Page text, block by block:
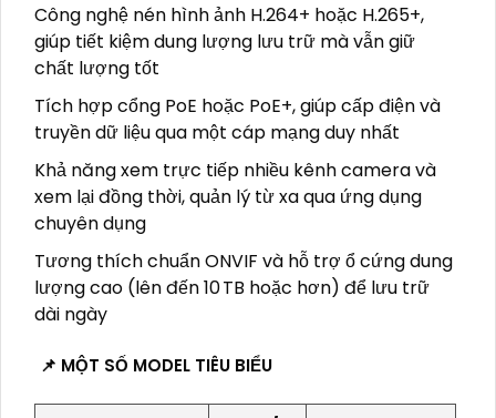
Công nghệ nén hình ảnh H.264+ hoặc H.265+,
giúp tiết kiệm dung lượng lưu trữ mà vẫn giữ
chất lượng tốt
Tích hợp cổng PoE hoặc PoE+, giúp cấp điện và
truyền dữ liệu qua một cáp mạng duy nhất
Khả năng xem trực tiếp nhiều kênh camera và
xem lại đồng thời, quản lý từ xa qua ứng dụng
chuyên dụng
Tương thích chuẩn ONVIF và hỗ trợ ổ cứng dung
lượng cao (lên đến 10 TB hoặc hơn) để lưu trữ
dài ngày
📌 MỘT SỐ MODEL TIÊU BIỂU